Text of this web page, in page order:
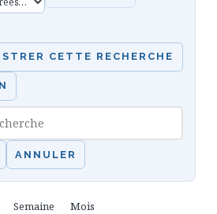
CETTE RECHERCHE
ANNULER
Semaine
Mois